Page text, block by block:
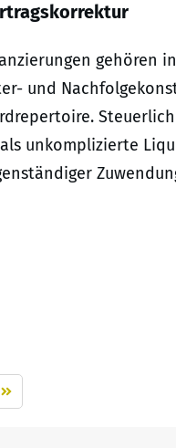
gehören
und
unkomplizierte